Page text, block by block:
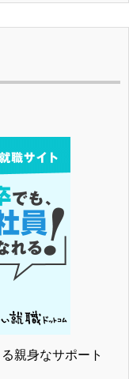
親身なサポート